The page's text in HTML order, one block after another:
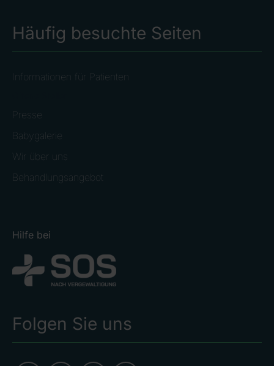
Häufig besuchte Seiten
Informationen für Patienten
Presse
Babygalerie
Wir über uns
Behandlungsangebot
Hilfe bei
Folgen Sie uns